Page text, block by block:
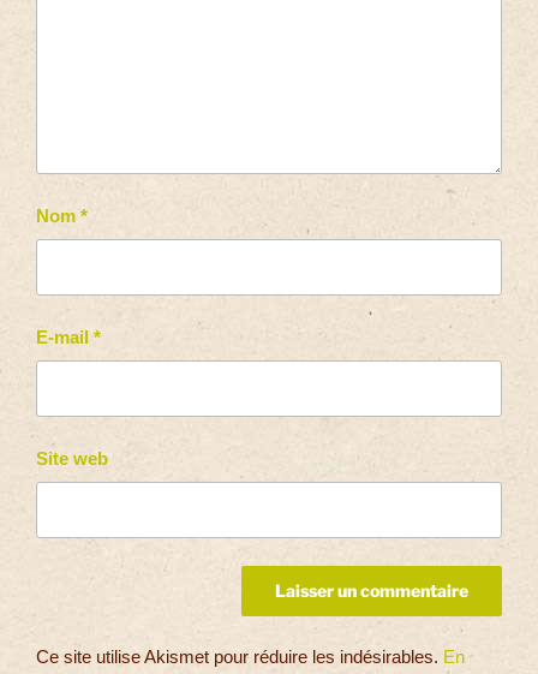
Nom *
E-mail *
Site web
Ce site utilise Akismet pour réduire les indésirables. En